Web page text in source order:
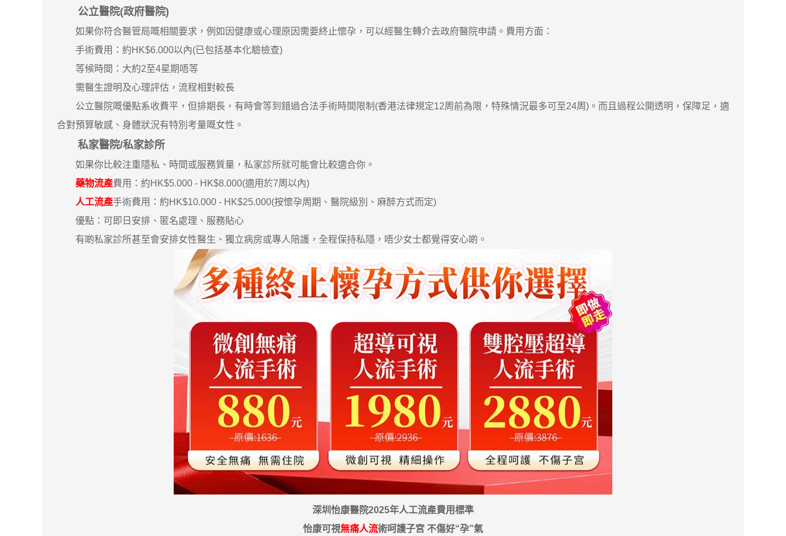
公立醫院(政府醫院)
如果你符合醫管局嘅相關要求，例如因健康或心理原因需要終止懷孕，可以經醫生轉介去政府醫院申請。費用方面：
手術費用：約HK$6.000以內(已包括基本化驗檢查)
等候時間：大約2至4星期唔等
需醫生證明及心理評估，流程相對較長
公立醫院嘅優點系收費平，但排期長，有時會等到錯過合法手術時間限制(香港法律規定12周前為限，特殊情況最多可至24周)。而且過程公開透明，保障足，適
合對預算敏感、身體狀況有特別考量嘅女性。
私家醫院/私家診所
如果你比較注重隱私、時間或服務質量，私家診所就可能會比較適合你。
藥物流產費用：約HK$5.000 - HK$8.000(適用於7周以內)
人工流產手術費用：約HK$10.000 - HK$25.000(按懷孕周期、醫院級別、麻醉方式而定)
優點：可即日安排、匿名處理、服務貼心
有啲私家診所甚至會安排女性醫生、獨立病房或專人陪護，全程保持私隱，唔少女士都覺得安心啲。
深圳怡康醫院2025年人工流產費用標準
怡康可視無痛人流術呵護子宮 不傷好“孕”氣